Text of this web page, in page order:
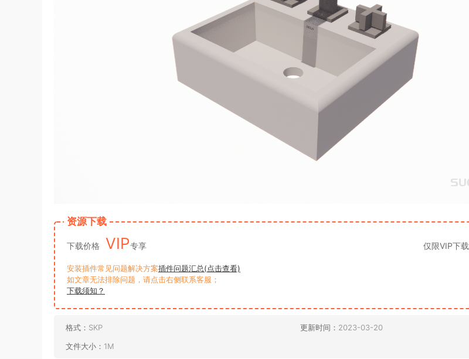
资源下载
下载价格 VIP专享 仅限VIP下载
安装插件常见问题解决方案插件问题汇总(点击查看)
如文章无法排除问题，请点击右侧联系客服；
下载须知？
格式： SKP 更新时间： 2023-03-20
文件大小： 1M